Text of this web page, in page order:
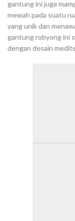
gantung ini juga
mewah pada suatu
yang unik dan
gantung robyong ini
dengan desain